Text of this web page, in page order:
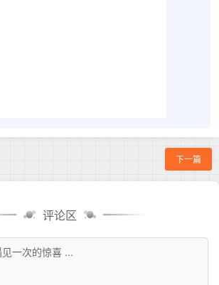
下一篇
评论区